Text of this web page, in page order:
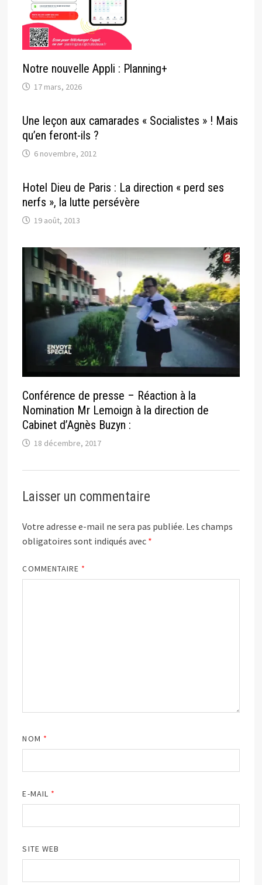
Notre nouvelle Appli : Planning+
17 mars, 2026
Une leçon aux camarades « Socialistes » ! Mais
qu’en feront-ils ?
6 novembre, 2012
Hotel Dieu de Paris : La direction « perd ses
nerfs », la lutte persévère
19 août, 2013
Conférence de presse – Réaction à la
Nomination Mr Lemoign à la direction de
Cabinet d’Agnès Buzyn :
18 décembre, 2017
Laisser un commentaire
Votre adresse e-mail ne sera pas publiée. Les champs
obligatoires sont indiqués avec *
COMMENTAIRE *
NOM *
E-MAIL *
SITE WEB